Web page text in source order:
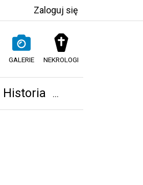
Zaloguj się
GALERIE NEKROLOGI
Historia